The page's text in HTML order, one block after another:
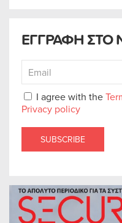
ΕΓΓΡΑΦΗ ΣΤΟ
I agree with the
Privacy policy
SUBSCRIBE